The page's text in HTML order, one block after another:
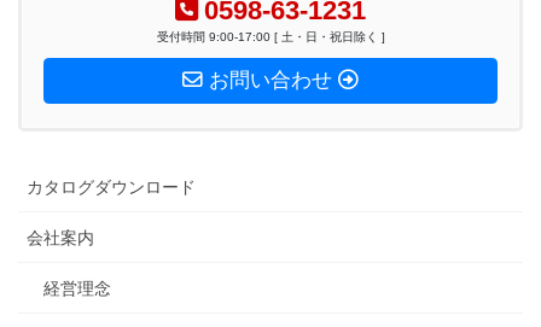
0598-63-1231
受付時間 9:00-17:00 [ 土・日・祝日除く ]
お問い合わせ
カタログダウンロード
会社案内
経営理念